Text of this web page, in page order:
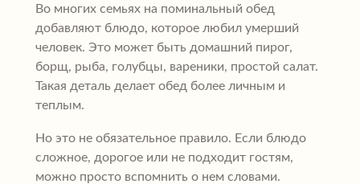
Во многих семьях на поминальный обед
добавляют блюдо, которое любил умерший
человек. Это может быть домашний пирог,
борщ, рыба, голубцы, вареники, простой салат.
Такая деталь делает обед более личным и
теплым.
Но это не обязательное правило. Если блюдо
сложное, дорогое или не подходит гостям,
можно просто вспомнить о нем словами.